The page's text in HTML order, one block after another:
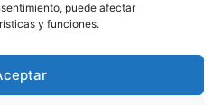
puede afectar
y funciones.